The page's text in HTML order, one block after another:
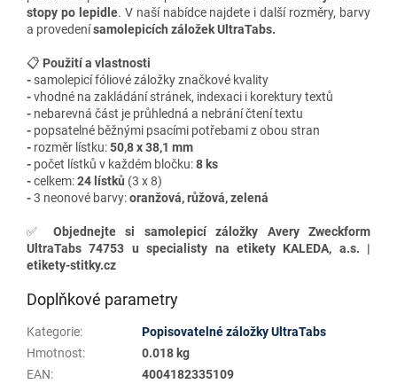
stopy po lepidle. V naší nabídce najdete idalší rozměry, barvy
a provedenísamolepicích záložek UltraTabs.
📋 Použití a vlastnosti
- samolepicí fóliové záložky značkové kvality
-vhodné na zakládání stránek, indexaci i korektury textů
- nebarevná část je průhledná a nebrání čtení textu
- popsatelné běžnými psacími potřebami z obou stran
- rozměr lístku:50,8 x 38,1 mm
- počet lístků v každém bločku:8 ks
-celkem:24 lístků (3 x 8)
-3 neonové barvy:oranžová, růžová, zelená
✅ Objednejte si samolepicí záložky Avery Zweckform
UltraTabs 74753 u specialisty na etikety KALEDA, a.s. |
etikety-stitky.cz
Doplňkové parametry
Kategorie:
Popisovatelné záložky UltraTabs
Hmotnost:
0.018 kg
EAN:
4004182335109